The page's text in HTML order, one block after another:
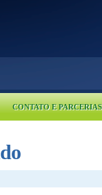
CONTATO E PARCERIAS